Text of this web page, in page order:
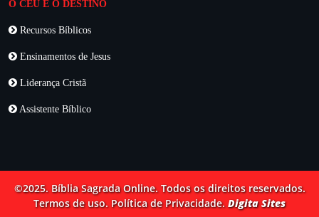
O CÉU É O DESTINO
Recursos Bíblicos
Ensinamentos de Jesus
Liderança Cristã
Assistente Bíblico
©2025. Bíblia Sagrada Online. Todos os direitos reservados.
Termos de uso. Política de Privacidade.Digita Sites